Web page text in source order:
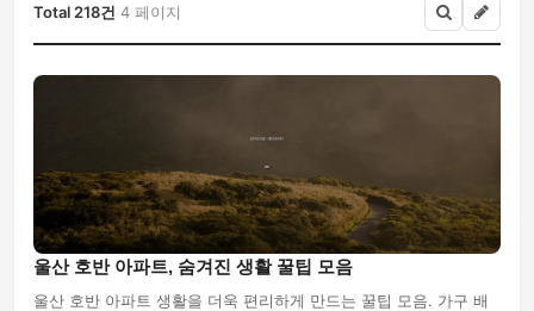
Total 218건 4 페이지
울산 호반 아파트, 숨겨진 생활 꿀팁 모음
울산 호반 아파트 생활을 더욱 편리하게 만드는 꿀팁 모음. 가구 배